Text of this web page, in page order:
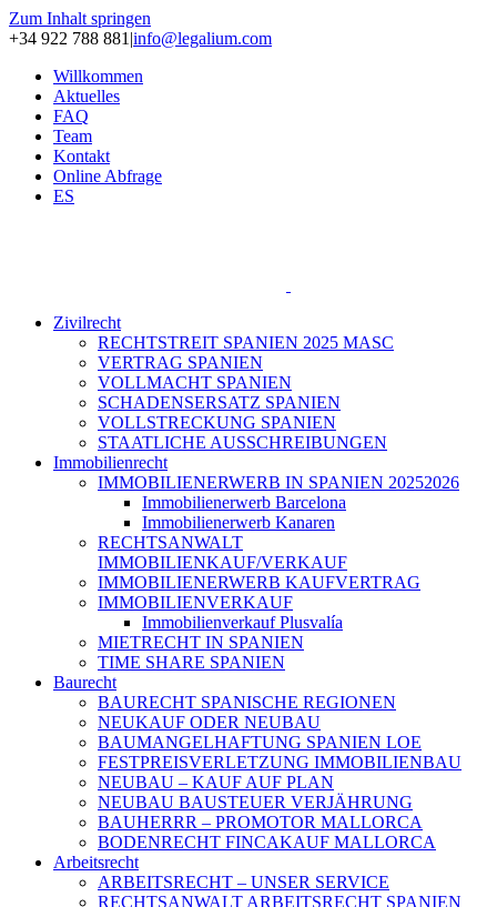
Zum Inhalt springen
+34 922 788 881 |info@legalium.com
Willkommen
Aktuelles
FAQ
Team
Kontakt
Online Abfrage
ES
Zivilrecht
RECHTSTREIT SPANIEN 2025 MASC
VERTRAG SPANIEN
VOLLMACHT SPANIEN
SCHADENSERSATZ SPANIEN
VOLLSTRECKUNG SPANIEN
STAATLICHE AUSSCHREIBUNGEN
Immobilienrecht
IMMOBILIENERWERB IN SPANIEN 20252026
Immobilienerwerb Barcelona
Immobilienerwerb Kanaren
RECHTSANWALT
IMMOBILIENKAUF/VERKAUF
IMMOBILIENERWERB KAUFVERTRAG
IMMOBILIENVERKAUF
Immobilienverkauf Plusvalía
MIETRECHT IN SPANIEN
TIME SHARE SPANIEN
Baurecht
BAURECHT SPANISCHE REGIONEN
NEUKAUF ODER NEUBAU
BAUMANGELHAFTUNG SPANIEN LOE
FESTPREISVERLETZUNG IMMOBILIENBAU
NEUBAU – KAUF AUF PLAN
NEUBAU BAUSTEUER VERJÄHRUNG
BAUHERRR – PROMOTOR MALLORCA
BODENRECHT FINCAKAUF MALLORCA
Arbeitsrecht
ARBEITSRECHT – UNSER SERVICE
RECHTSANWALT ARBEITSRECHT SPANIEN